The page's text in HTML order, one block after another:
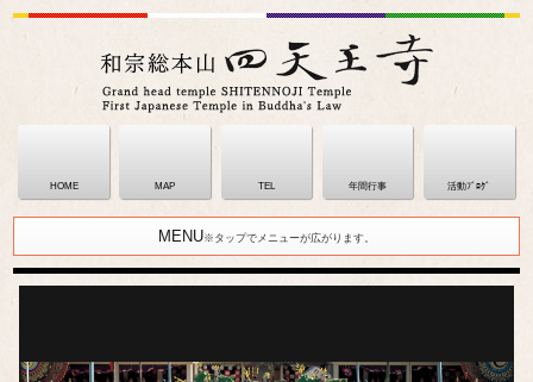
HOME MAP TEL 年間行事 活動ﾌﾞﾛｸﾞ
MENU※タップでメニューが広がります。